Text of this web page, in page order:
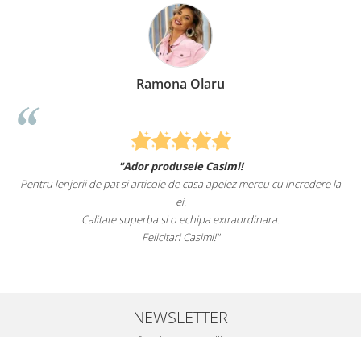
produsele Casimi!
articole de casa apelez mereu cu incredere la
si o echipa extraordinara.
sunteti cei mai buni.
NEWSLETTER